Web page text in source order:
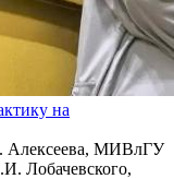
на
Алексеева, МИВлГУ
Лобачевского,